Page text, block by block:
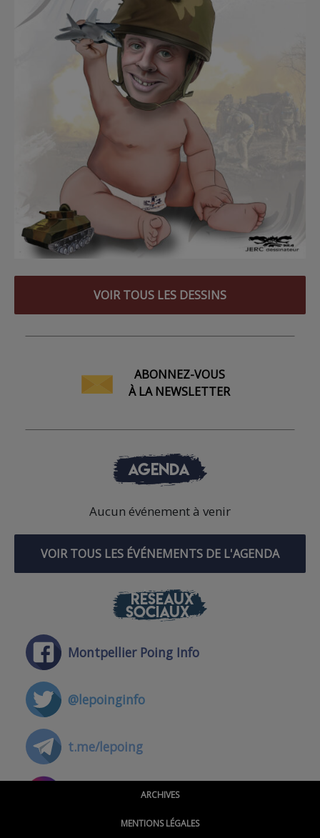
VOIR TOUS LES DESSINS
ABONNEZ-VOUS
À LA NEWSLETTER
AGENDA
Aucun événement à venir
VOIR TOUS LES ÉVÉNEMENTS DE L'AGENDA
RÉSEAUX
SOCIAUX
Montpellier Poing Info
@lepoinginfo
t.me/lepoing
@montpellierpoinginfo
ARCHIVES
MENTIONS LÉGALES